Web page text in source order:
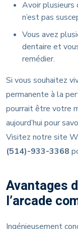
Avoir plusieurs
n’est pas
Vous avez
dentaire et
remédier.
Si vous souhaitez
permanente à la
pourrait être votre
aujourd’hui pour
Visitez notre site
(514)-933-3368
Avantages
l’arcade
Ingénieusement